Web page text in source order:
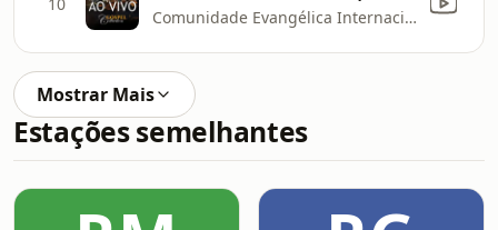
Comunidade Evangélica Internacional da Zona Sul
Mostrar Mais
Estações semelhantes